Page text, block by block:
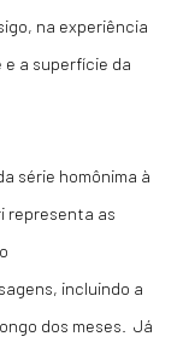
na experiência
a superfície da
série homônima à
representa as
incluindo a
dos meses. Já